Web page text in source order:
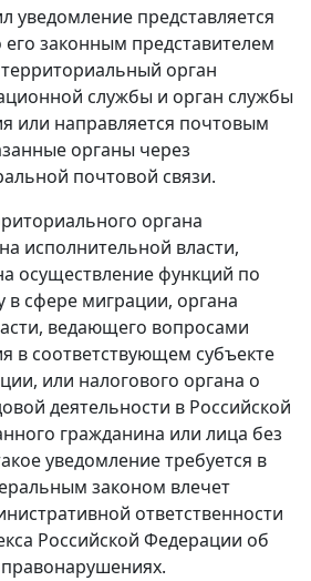
уведомление представляется
законным представителем
орган
службы и орган службы
или направляется почтовым
органы через
почтовой связи.
органа
исполнительной власти,
осуществление функций по
в сфере миграции, органа
ведающего вопросами
в соответствующем субъекте
или налогового органа о
деятельности в Российской
гражданина или лица без
уведомление требуется в
законом влечет
ответственности
Российской Федерации об